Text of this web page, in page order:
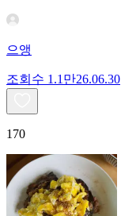
으앵
조회수 1.1만26.06.30
170